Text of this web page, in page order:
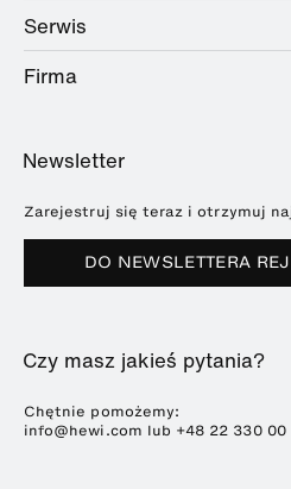
Public
Hotel
Łazienki
Okucia
Wystawy
Serwis
Oferta usług
Broszury i katalogi
Downloads
Firma
Referencje
Prasa
Terminy targów
Zrównoważony rozwój
Newsletter
Zarejestruj się teraz i otrzymuj
DO NEWSLETTERA
Czy masz jakieś pytania?
Chętnie pomożemy:
info@hewi.com lub +48 22 330 00